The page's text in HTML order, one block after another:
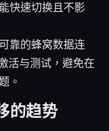
快速切换且不影
靠的蜂窝数据连
活与测试，避免在
。
的趋势